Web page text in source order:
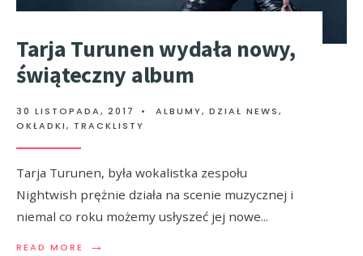
Tarja Turunen wydała nowy,
świąteczny album
30 LISTOPADA, 2017 • ALBUMY, DZIAŁ NEWS,
OKŁADKI, TRACKLISTY
Tarja Turunen, była wokalistka zespołu
Nightwish prężnie działa na scenie muzycznej i
niemal co roku możemy usłyszeć jej nowe...
READ MORE →